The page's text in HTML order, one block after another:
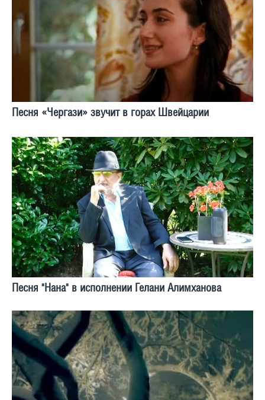
Песня «Чергази» звучит в горах Швейцарии
Песня "Нана" в исполнении Гелани Алимханова